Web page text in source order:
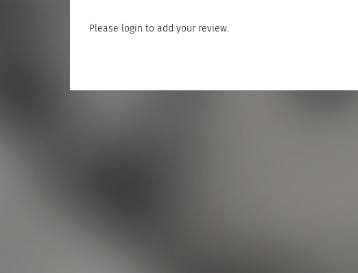
Please login to add your review.